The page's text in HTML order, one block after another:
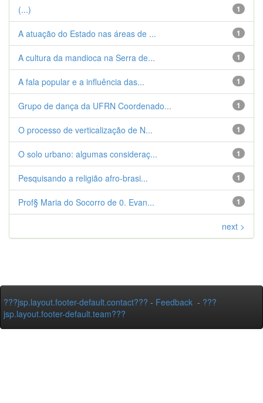
1
(...)
1
A atuação do Estado nas áreas de ...
1
A cultura da mandioca na Serra de...
1
A fala popular e a influência das...
1
Grupo de dança da UFRN Coordenado...
1
O processo de verticalização de N...
1
O solo urbano: algumas consideraç...
1
Pesquisando a religião afro-brasi...
1
Prof§ Maria do Socorro de 0. Evan...
next >
???jsp.layout.footer-default.contact??? - Feedback - ???
jsp.layout.footer-default.team???